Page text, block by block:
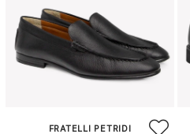
FRATELLI PETRIDI